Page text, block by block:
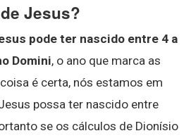
Jesus?
pode ter nascido entre 4 a
Domini, o ano que marca as
é certa, nós estamos em
possa ter nascido entre
se os cálculos de Dionísio